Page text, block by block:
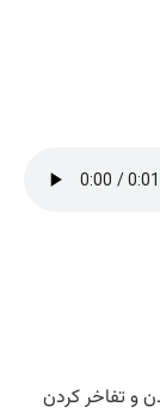
و تفاخر کردن